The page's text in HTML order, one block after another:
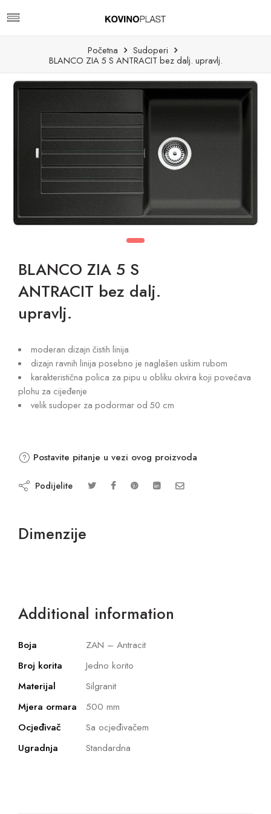
Početna
Sudoperi
BLANCO ZIA 5 S ANTRACIT bez dalj. upravlj.
BLANCO ZIA 5 S
ANTRACIT bez dalj.
upravlj.
moderan dizajn čistih linija
dizajn ravnih linija posebno je naglašen uskim rubom
karakteristična polica za pipu u obliku okvira koji povećava
plohu za cijeđenje
velik sudoper za podormar od 50 cm
Postavite pitanje u vezi ovog proizvoda
Podijelite
Dimenzije
Additional information
Boja
ZAN – Antracit
Broj korita
Jedno korito
Materijal
Silgranit
Mjera ormara
500 mm
Ocjeđivač
Sa ocjeđivačem
Ugradnja
Standardna